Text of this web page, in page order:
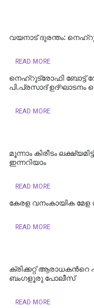
വയനാട് ദുരന്തം:
READ MORE
നെഹ്‌റുട്രോഫി ബോട്ട്
പി.പ്രസാദ് ഉദ്ഘാടനം
READ MORE
മൂന്നാം കിരീടം
ഇന്നറിയാം
READ MORE
കേരള വനംകായിക
READ MORE
ക്രിക്കറ്റ് ആരാധകന്‍റെ
ബംഗളൂരു പോലീസ്
READ MORE